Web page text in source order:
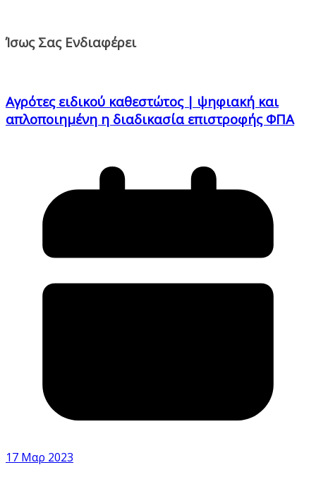
Ίσως Σας Ενδιαφέρει
Αγρότες ειδικού καθεστώτος | ψηφιακή και
απλοποιημένη η διαδικασία επιστροφής ΦΠΑ
17 Μαρ 2023